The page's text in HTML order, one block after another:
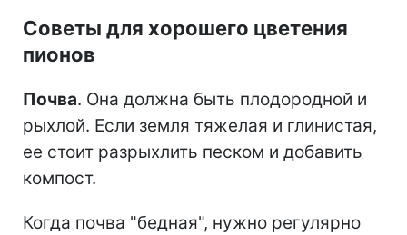
Советы для хорошего цветения
пионов
Почва. Она должна быть плодородной и
рыхлой. Если земля тяжелая и глинистая,
ее стоит разрыхлить песком и добавить
компост.
Когда почва "бедная", нужно регулярно